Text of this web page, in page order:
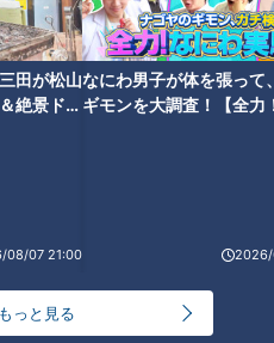
田が松山
絶景ドラ
08/07 21:00
なにわ男子が体を張って
ギモンを大調査！【全力
2026/
もっと見る